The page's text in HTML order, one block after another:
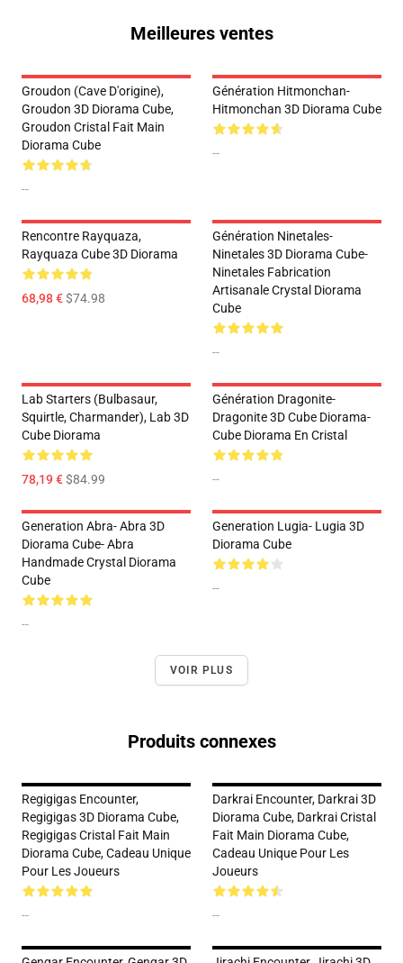
Meilleures ventes
Groudon (Cave D'origine),
Groudon 3D Diorama Cube,
Groudon Cristal Fait Main
Diorama Cube
--
Génération Hitmonchan-
Hitmonchan 3D Diorama Cube
--
Rencontre Rayquaza,
Rayquaza Cube 3D Diorama
68,98 €$74.98
Génération Ninetales-
Ninetales 3D Diorama Cube-
Ninetales Fabrication
Artisanale Crystal Diorama
Cube
--
Lab Starters (Bulbasaur,
Squirtle, Charmander), Lab 3D
Cube Diorama
78,19 €$84.99
Génération Dragonite-
Dragonite 3D Cube Diorama-
Cube Diorama En Cristal
--
Generation Abra- Abra 3D
Diorama Cube- Abra
Handmade Crystal Diorama
Cube
--
Generation Lugia- Lugia 3D
Diorama Cube
--
VOIR PLUS
Produits connexes
Regigigas Encounter,
Regigigas 3D Diorama Cube,
Regigigas Cristal Fait Main
Diorama Cube, Cadeau Unique
Pour Les Joueurs
--
Darkrai Encounter, Darkrai 3D
Diorama Cube, Darkrai Cristal
Fait Main Diorama Cube,
Cadeau Unique Pour Les
Joueurs
--